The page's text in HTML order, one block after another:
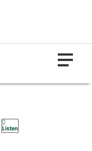
Listen